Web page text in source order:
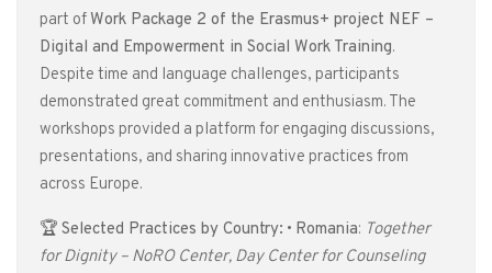
part of Work Package 2 of the Erasmus+ project NEF –
Digital and Empowerment in Social Work Training.
Despite time and language challenges, participants
demonstrated great commitment and enthusiasm. The
workshops provided a platform for engaging discussions,
presentations, and sharing innovative practices from
across Europe.
🏆 Selected Practices by Country: • Romania: Together
for Dignity – NoRO Center, Day Center for Counseling